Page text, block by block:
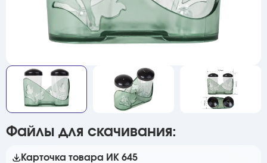
Файлы для скачивания:
Карточка товара ИК 645